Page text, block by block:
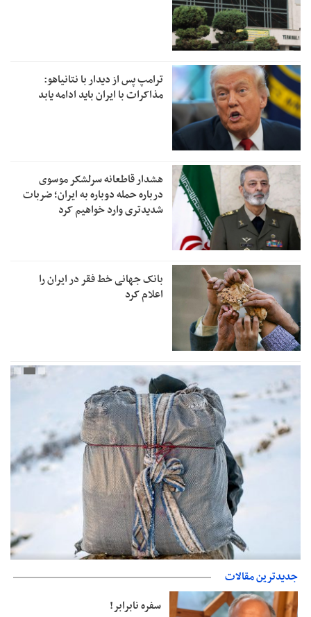
ترامپ پس از دیدار با نتانیاهو:
مذاکرات با ایران باید ادامه یابد
هشدار قاطعانه سرلشکر موسوی
درباره حمله دوباره به ایران؛ ضربات
شدیدتری وارد خواهیم کرد
بانک جهانی خط فقر در ایران را
اعلام کرد
حمایت از مرزنشینان نباید به زیان تولید باشد/مواد اولیه با کولبری
وارد شود
دفتر رهبر انقلاب: مطالب خارج از مراجع رسمی فاقد سندیت است
جدیدترین مقالات
سفره نابرابر!